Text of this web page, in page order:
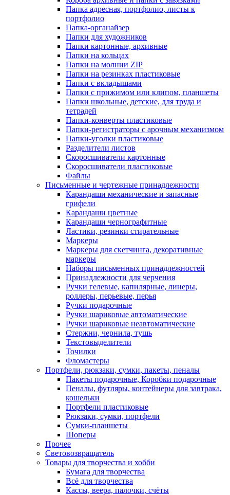
Папка адресная, портфолио, листы к
портфолио
Папка-органайзер
Папки для художников
Папки картонные, архивные
Папки на кольцах
Папки на молнии ZIP
Папки на резинках пластиковые
Папки с вкладышами
Папки с прижимом или клипом, планшеты
Папки школьные, детские, для труда и
тетрадей
Папки-конверты пластиковые
Папки-регистраторы с арочным механизмом
Папки-уголки пластиковые
Разделители листов
Скоросшиватели картонные
Скоросшиватели пластиковые
Файлы
Письменные и чертежные принадлежности
Карандаши механические и запасные
грифели
Карандаши цветные
Карандаши чернографитные
Ластики, резинки стирательные
Маркеры
Маркеры для скетчинга, декоративные
маркеры
Наборы письменных принадлежностей
Принадлежности для черчения
Ручки гелевые, капилярные, линеры,
роллеры, перьевые, перья
Ручки подарочные
Ручки шариковые автоматические
Ручки шариковые неавтоматические
Стержни, чернила, тушь
Текстовыделители
Точилки
Фломастеры
Портфели, рюкзаки, сумки, пакеты, пеналы
Пакеты подарочные, Коробки подарочные
Пеналы, футляры, контейнеры для завтрака,
кошельки
Портфели пластиковые
Рюкзаки, сумки, портфели
Сумки-планшеты
Шоперы
Прочее
Световозвращатель
Товары для творчества и хобби
Бумага для творчества
Всё для творчества
Кассы, веера, палочки, счёты